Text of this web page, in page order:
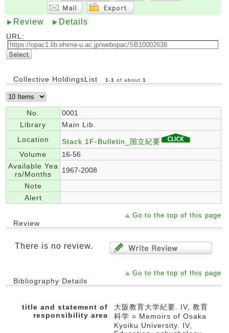
Review Details
URL:
Collective HoldingsList 1 -1 of about 1
No.
0001
Library
Main Lib.
Location
Stack 1F-Bulletin_国立紀要
Volume
16-56
Available Yea
rs/Months
1967-2008
Note
Alert
Go to the top of this page
Review
There is no review.
Go to the top of this page
Bibliography Details
title and statement of
responsibility area
大阪教育大学紀要. IV, 教育
科学 = Memoirs of Osaka
Kyoiku University. IV,